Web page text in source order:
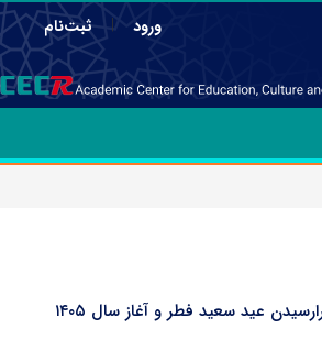
ورود | ثبت‌نام
عید سعید فطر و آغاز سال ۱۴۰۵